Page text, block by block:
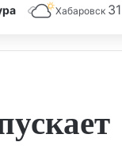
Хабаровск 31